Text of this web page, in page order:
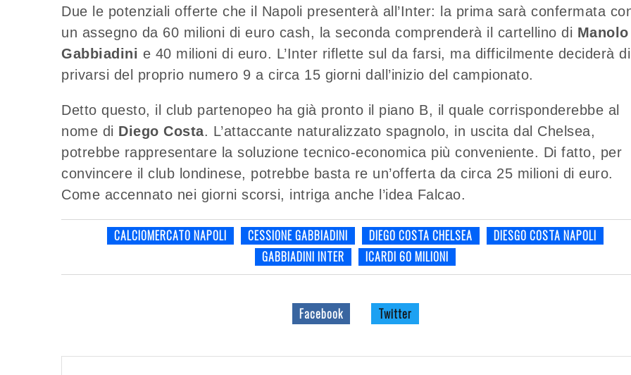
Due le potenziali offerte che il Napoli presenterà all’Inter: la prima sarà confermata
un assegno da 60 milioni di euro cash, la seconda comprenderà il cartellino di Manolo
Gabbiadini e 40 milioni di euro. L’Inter riflette sul da farsi, ma difficilmente deciderà di
privarsi del proprio numero 9 a circa 15 giorni dall’inizio del campionato.
Detto questo, il club partenopeo ha già pronto il piano B, il quale corrisponderebbe al
nome di Diego Costa. L’attaccante naturalizzato spagnolo, in uscita dal Chelsea,
potrebbe rappresentare la soluzione tecnico-economica più conveniente. Di fatto, per
convincere il club londinese, potrebbe basta re un’offerta da circa 25 milioni di euro.
Come accennato nei giorni scorsi, intriga anche l’idea Falcao.
CALCIOMERCATO NAPOLI CESSIONE GABBIADINI DIEGO COSTA CHELSEA
DIESGO COSTA NAPOLI
GABBIADINI INTER
ICARDI 60 MILIONI
Facebook Twitter